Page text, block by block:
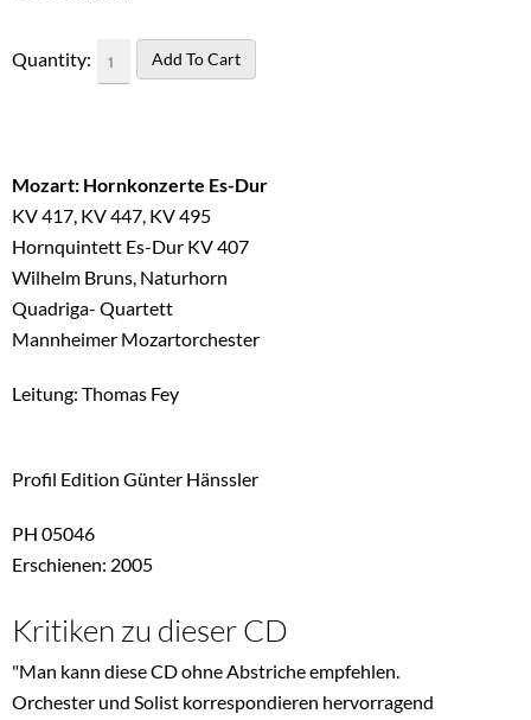
Quantity:
Mozart: Hornkonzerte Es-Dur
KV 417, KV 447, KV 495
Hornquintett Es-Dur KV 407
Wilhelm Bruns, Naturhorn
Quadriga- Quartett
Mannheimer Mozartorchester
Leitung: Thomas Fey
Profil Edition Günter Hänssler
PH 05046
Erschienen: 2005
Kritiken zu dieser CD
"Man kann diese CD ohne Abstriche empfehlen.
Orchester und Solist korrespondieren hervorragend